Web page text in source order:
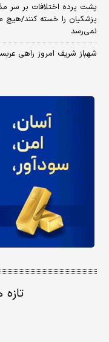
پشت پرده اختلافات بر سر
پزشکیان را خسته کنند/هیچ
نمی‌رسد
شهباز شریف امروز راهی